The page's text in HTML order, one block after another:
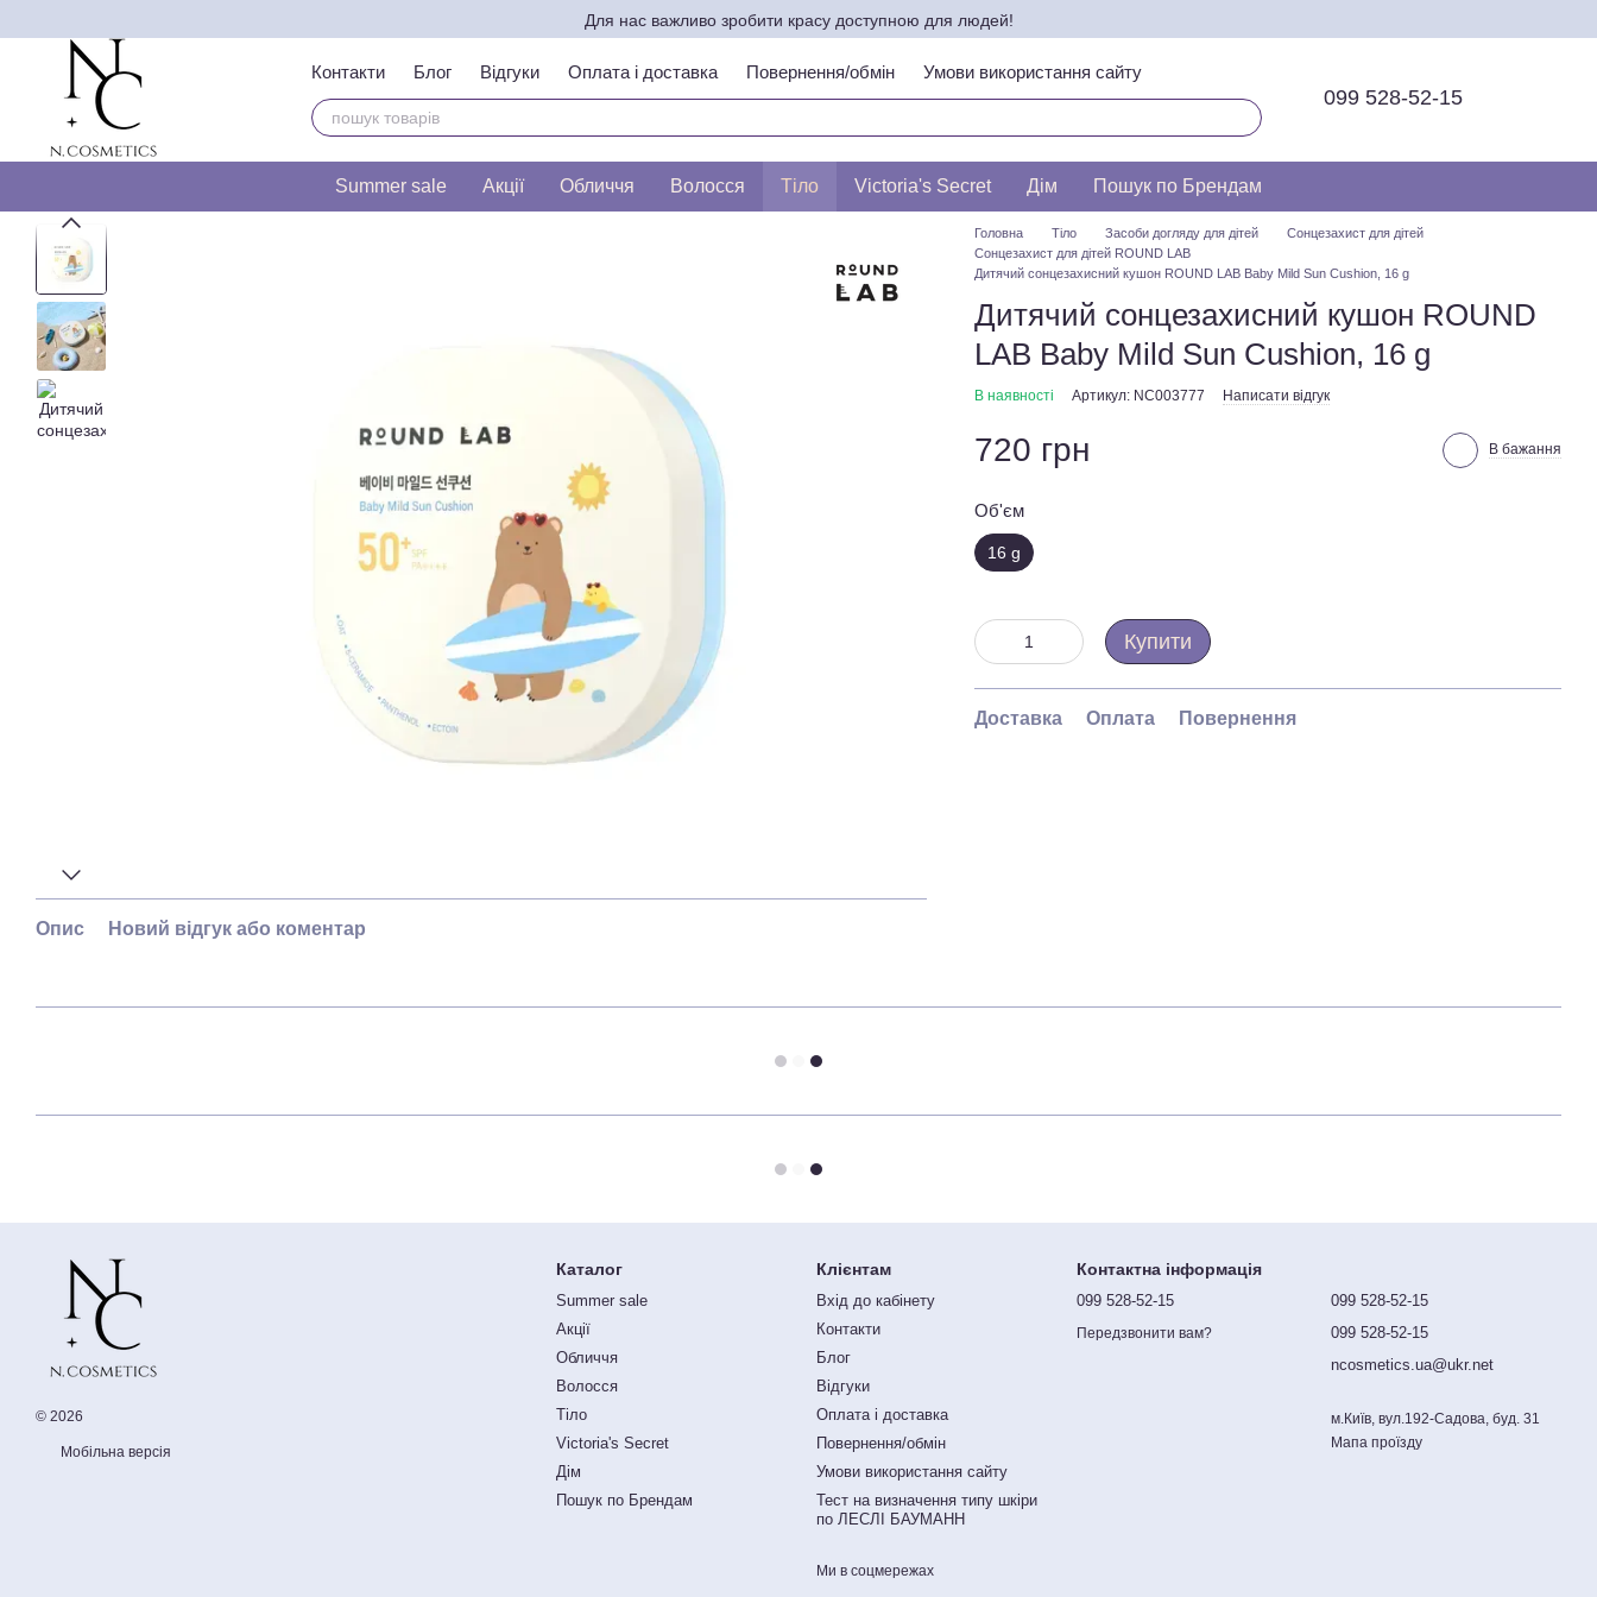
Для нас важливо зробити красу доступною для людей!
Контакти Блог Відгуки Оплата і доставка Повернення/обмін
Умови використання сайту
Тест на визначення типу шкіри по ЛЕСЛІ БАУМАНН
099 528-52-15
Summer sale Акції Обличчя Волосся Тіло Victoria's Secret Дім Пошук по Брендам
Опис Новий відгук або коментар
Головна Тіло Засоби догляду для дітей
Сонцезахист для дітей
Сонцезахист для дітей ROUND LAB
Дитячий сонцезахисний кушон ROUND LAB Baby Mild Sun Cushion, 16 g
Дитячий сонцезахисний кушон ROUND
LAB Baby Mild Sun Cushion, 16 g
В наявності Артикул: NC003777 Написати відгук
720 грн В бажання
Об'єм
16 g
Купити
Доставка Оплата Повернення
© 2026
Мобільна версія
Каталог
Summer sale
Акції
Обличчя
Волосся
Тіло
Victoria's Secret
Дім
Пошук по Брендам
Клієнтам
Вхід до кабінету
Контакти
Блог
Відгуки
Оплата і доставка
Повернення/обмін
Умови використання сайту
Тест на визначення типу шкіри
по ЛЕСЛІ БАУМАНН
Ми в соцмережах
Контактна інформація
099 528-52-15
Передзвонити вам?
099 528-52-15
099 528-52-15
ncosmetics.ua@ukr.net
м.Київ, вул.192-Садова, буд. 31
Мапа проїзду